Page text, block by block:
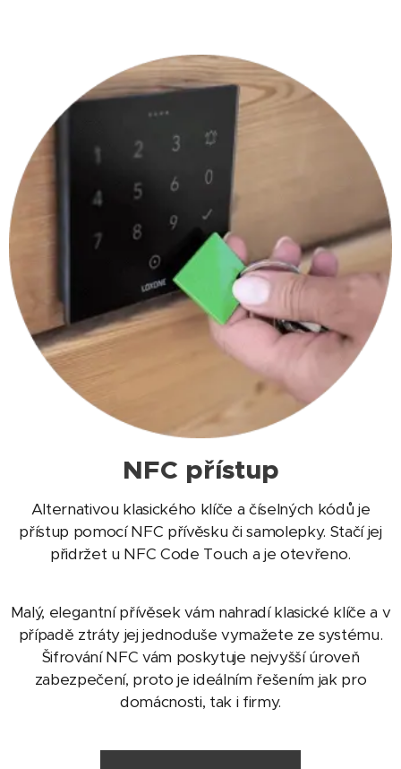
NFC přístup
Alternativou klasického klíče a číselných kódů je
přístup pomocí NFC přívěsku či samolepky. Stačí jej
přidržet u NFC Code Touch a je otevřeno.
Malý, elegantní přívěsek vám nahradí klasické klíče a v
případě ztráty jej jednoduše vymažete ze systému.
Šifrování NFC vám poskytuje nejvyšší úroveň
zabezpečení, proto je ideálním řešením jak pro
domácnosti, tak i firmy.